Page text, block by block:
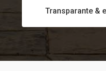
Transparante &